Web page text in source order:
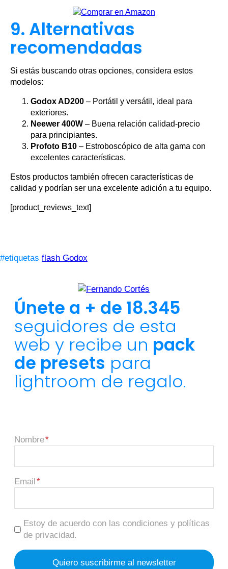
9. Alternativas
recomendadas
Si estás buscando otras opciones, considera estos
modelos:
Godox AD200 – Portátil y versátil, ideal para
exteriores.
Neewer 400W – Buena relación calidad-precio
para principiantes.
Profoto B10 – Estroboscópico de alta gama con
excelentes características.
Estos productos también ofrecen características de
calidad y podrían ser una excelente adición a tu equipo.
[product_reviews_text]
#etiquetas flash Godox
Únete a + de 18.345
seguidores de esta
web y recibe un pack
de presets para
lightroom de regalo.
Nombre
Email
Estoy de acuerdo con las condiciones y políticas
de privacidad.